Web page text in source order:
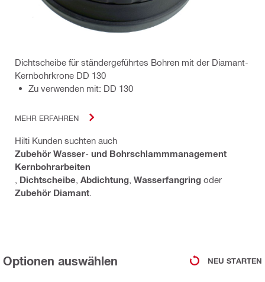
Dichtscheibe für ständergeführtes Bohren mit der Diamant-
Kernbohrkrone DD 130
Zu verwenden mit: DD 130
MEHR ERFAHREN
Hilti Kunden suchten auch
Zubehör Wasser- und Bohrschlammmanagement
Kernbohrarbeiten
Dichtscheibe Abdichtung Wasserfangring oder
Zubehör Diamant
Optionen auswählen NEU STARTEN